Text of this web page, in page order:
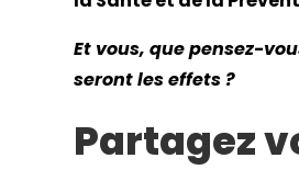
Et vous, que pensez-
seront les effets ?
Partagez